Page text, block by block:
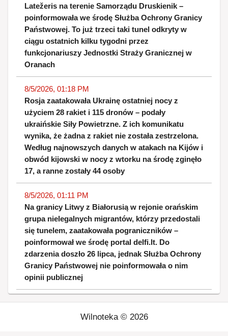
Latežeris na terenie Samorządu Druskienik –
poinformowała we środę Służba Ochrony Granicy
Państwowej. To już trzeci taki tunel odkryty w
ciągu ostatnich kilku tygodni przez
funkcjonariuszy Jednostki Straży Granicznej w
Oranach
8/5/2026, 01:18 PM
Rosja zaatakowała Ukrainę ostatniej nocy z
użyciem 28 rakiet i 115 dronów – podały
ukraińskie Siły Powietrzne. Z ich komunikatu
wynika, że żadna z rakiet nie została zestrzelona.
Według najnowszych danych w atakach na Kijów i
obwód kijowski w nocy z wtorku na środę zginęło
17, a ranne zostały 44 osoby
8/5/2026, 01:11 PM
Na granicy Litwy z Białorusią w rejonie orańskim
grupa nielegalnych migrantów, którzy przedostali
się tunelem, zaatakowała pograniczników –
poinformował we środę portal delfi.lt. Do
zdarzenia doszło 26 lipca, jednak Służba Ochrony
Granicy Państwowej nie poinformowała o nim
opinii publicznej
Wilnoteka © 2026